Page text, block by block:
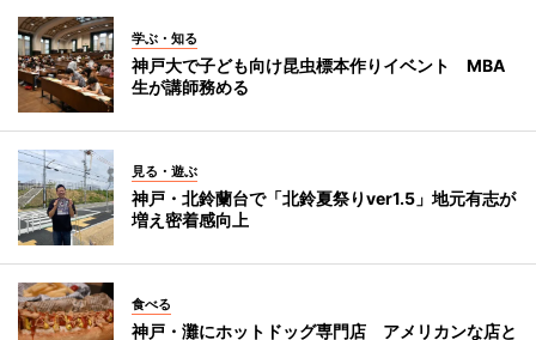
学ぶ・知る
神戸大で子ども向け昆虫標本作りイベント MBA
生が講師務める
見る・遊ぶ
神戸・北鈴蘭台で「北鈴夏祭りver1.5」地元有志が
増え密着感向上
食べる
神戸・灘にホットドッグ専門店 アメリカンな店と